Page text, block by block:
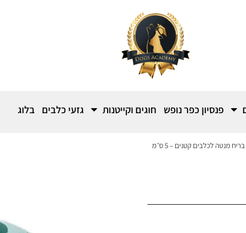
פנסיון כפר נופש חוגים וקייטנות גזעי כלבים בלוג
מנטה לכלבים קטנים – 5 ס״מ